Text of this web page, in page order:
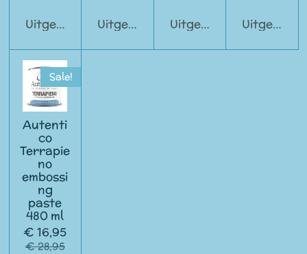
UitgeschakeldUitgeschakeldUitgeschakeld
Sale!
Autenti
co
Terrapie
no
embossi
ng
paste
480 ml
€ 16,95
€ 28,95